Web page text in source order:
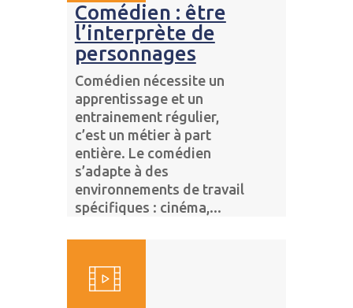
Comédien : être
l’interprète de
personnages
Comédien nécessite un
apprentissage et un
entrainement régulier,
c’est un métier à part
entière. Le comédien
s’adapte à des
environnements de travail
spécifiques : cinéma,...